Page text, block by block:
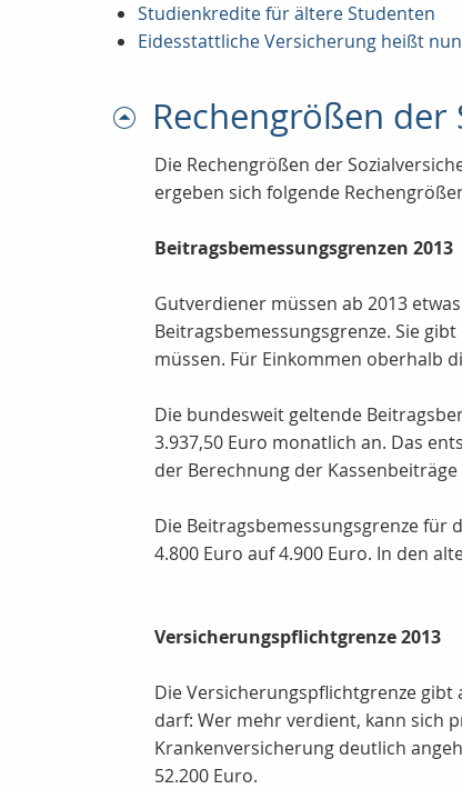
Studienkredite für ältere Studenten
Eidesstattliche Versicherung heißt
Rechengrößen
Die Rechengrößen der
ergeben sich folgende
Beitragsbemessungsgrenzen 2013
Gutverdiener müssen ab 2013
Beitragsbemessungsgrenze. Sie
müssen. Für Einkommen oberhalb
Die bundesweit geltende
3.937,50 Euro monatlich an. Das
der Berechnung der
Die Beitragsbemessungsgrenze für
4.800 Euro auf 4.900 Euro. In den
Versicherungspflichtgrenze 2013
Die Versicherungspflichtgrenze
darf: Wer mehr verdient, kann sich
Krankenversicherung deutlich
52.200 Euro.